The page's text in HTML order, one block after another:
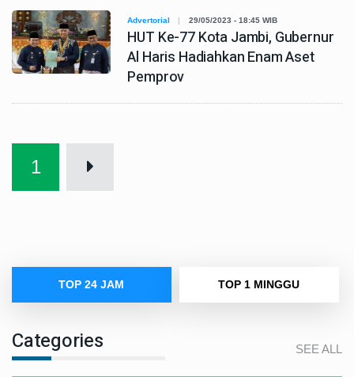
Advertorial 29/05/2023 - 18:45 WIB
HUT Ke-77 Kota Jambi, Gubernur
Al Haris Hadiahkan Enam Aset
Pemprov
1
TOP 24 JAM TOP 1 MINGGU
Categories SEE ALL